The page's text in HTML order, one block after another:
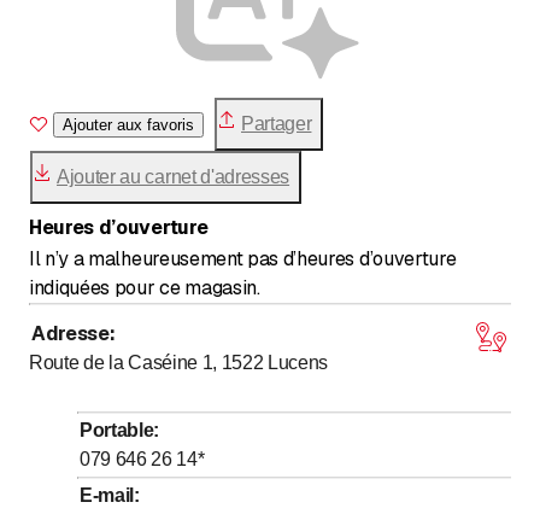
de clôtures et de décorations de jardin. Les clients
bénéficient d'un aménagement paysager professionnel
Ajouter aux favoris Partager
Ajouter au carnet d'adresses
Heures d’ouverture
Il n’y a malheureusement pas d’heures d’ouverture
indiquées pour ce magasin.
Adresse:
Route de la Caséine 1, 1522 Lucens
Portable:
079 646 26 14*
E-mail :